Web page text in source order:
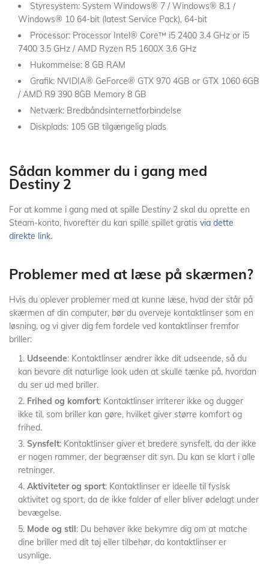
Styresystem: System Windows® 7 / Windows® 8.1 /
Windows® 10 64-bit (latest Service Pack), 64-bit
Processor: Processor Intel® Core™ i5 2400 3.4 GHz or i5
7400 3.5 GHz / AMD Ryzen R5 1600X 3.6 GHz
Hukommelse: 8 GB RAM
Grafik: NVIDIA® GeForce® GTX 970 4GB or GTX 1060 6GB
/ AMD R9 390 8GB Memory 8 GB
Netværk: Bredbåndsinternetforbindelse
Diskplads: 105 GB tilgængelig plads
Sådan kommer du i gang med
Destiny 2
For at komme i gang med at spille Destiny 2 skal du oprette en
Steam-konto, hvorefter du kan spille spillet gratis via dette
direkte link.
Problemer med at læse på skærmen?
Hvis du oplever problemer med at kunne læse, hvad der står på
skærmen af din computer, bør du overveje kontaktlinser som en
løsning, og vi giver dig fem fordele ved kontaktlinser fremfor
briller:
Udseende: Kontaktlinser ændrer ikke dit udseende, så du
kan bevare dit naturlige look uden at skulle tænke på, hvordan
du ser ud med briller.
Frihed og komfort: Kontaktlinser irriterer ikke og dugger
ikke til, som briller kan gøre, hvilket giver større komfort og
frihed.
Synsfelt: Kontaktlinser giver et bredere synsfelt, da der ikke
er nogen rammer, der begrænser dit syn. Du kan se klart i alle
retninger.
Aktiviteter og sport: Kontaktlinser er ideelle til fysisk
aktivitet og sport, da de ikke falder af eller bliver ødelagt under
bevægelse.
Mode og stil: Du behøver ikke bekymre dig om at matche
dine briller med dit tøj eller tilbehør, da kontaktlinser er
usynlige.